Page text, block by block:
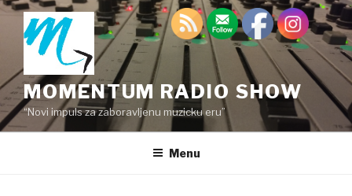
Skip
content
MOMENTUM RADIO SHOW
“Novi impuls za zaboravljenu muzicku eru”
Menu